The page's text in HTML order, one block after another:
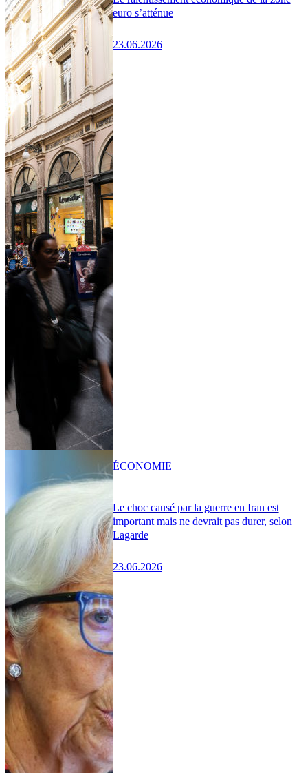
euro s’atténue
23.06.2026
Le choc causé par la guerre en Iran est
important mais ne devrait pas durer, selon
Lagarde
23.06.2026
ÉCONOMIE